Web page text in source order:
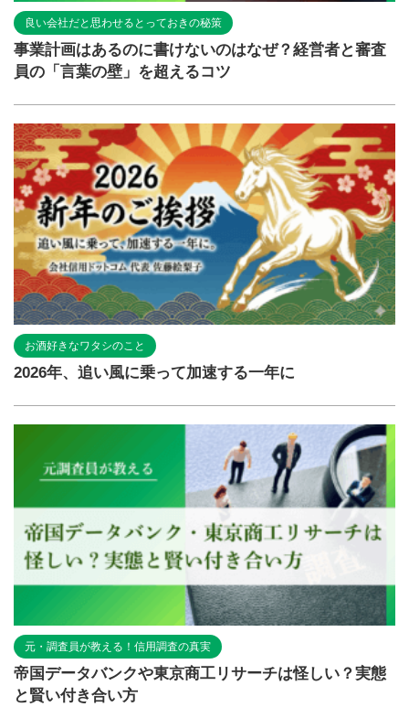
良い会社だと思わせるとっておきの秘策
事業計画はあるのに書けないのはなぜ？経営者と審査
員の「言葉の壁」を超えるコツ
お酒好きなワタシのこと
2026年、追い風に乗って加速する一年に
元・調査員が教える！信用調査の真実
帝国データバンクや東京商工リサーチは怪しい？実態
と賢い付き合い方